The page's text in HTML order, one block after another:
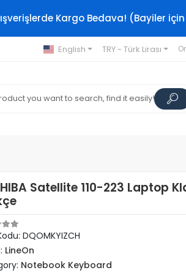
Kargo Bedava! (Bayiler için
English TRY - Türk Lirası
Satellite 110-223 Laptop
DQOMKYIZCH
LineOn
Notebook Keyboard